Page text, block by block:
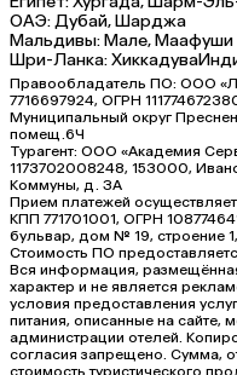
ОАЭ:Дубай,Шарджа
Мальдивы:Мале,Маафуши
Шри-Ланка:Хиккадува
Правообладатель ПО: ООО
7716697924, ОГРН
Муниципальный округ
помещ.6Ч
Турагент: ООО «Академия
1173702008248, 153000,
Коммуны, д. ЗА
Прием платежей
КПП 771701001, ОГРН
бульвар, дом № 19, строение
Стоимость ПО
Вся информация,
характер и не является
условия предоставления
питания, описанные на сайте,
администрации отелей.
согласия запрещено. Сумма,
стоимость туристического